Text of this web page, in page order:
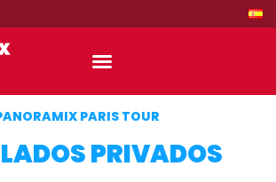
PARIS TOUR
PRIVADOS